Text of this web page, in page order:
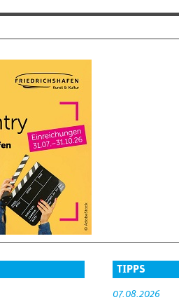
TIPPS
07.08.2026